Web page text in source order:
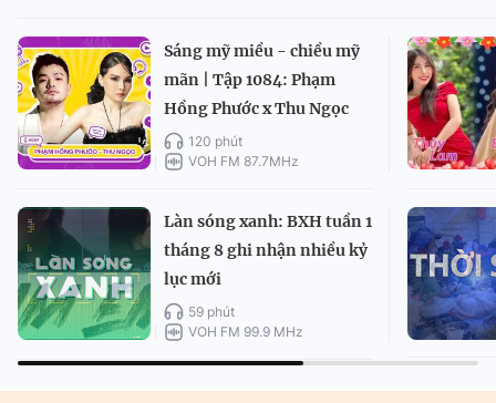
Sáng mỹ miều - chiều mỹ
mãn | Tập 1084: Phạm
Hồng Phước x Thu Ngọc
120 phút
VOH FM 87.7MHz
Làn sóng xanh: BXH tuần 1
tháng 8 ghi nhận nhiều kỷ
lục mới
59 phút
VOH FM 99.9 MHz